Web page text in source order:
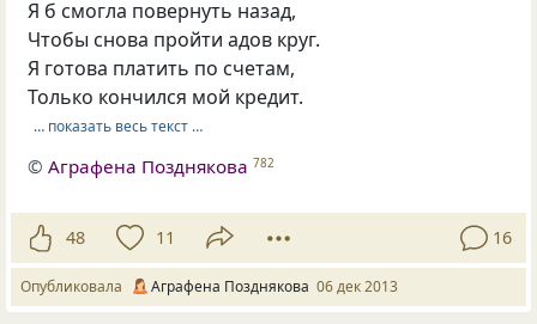
Я б смогла повернуть назад,
Чтобы снова пройти адов круг.
Я готова платить по счетам,
Только кончился мой кредит.
… показать весь текст …
©Аграфена Позднякова 782
48 11 16
Опубликовала Аграфена Позднякова 06 дек 2013